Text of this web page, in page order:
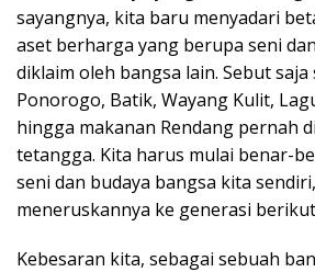
sayangnya, kita baru menyadari
aset berharga yang berupa seni
diklaim oleh bangsa lain. Sebut
Ponorogo, Batik, Wayang Kulit,
hingga makanan Rendang pernah
tetangga. Kita harus mulai benar-
seni dan budaya bangsa kita
meneruskannya ke generasi
Kebesaran kita, sebagai sebuah